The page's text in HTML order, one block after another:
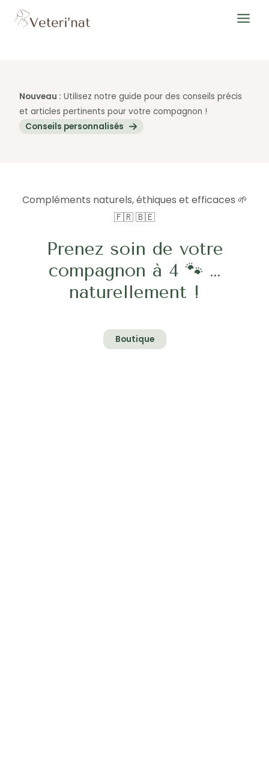
Main
Nouveau : Utilisez notre guide pour des conseils précis
et articles pertinents pour votre compagnon !
Conseils personnalisés
Compléments naturels, éthiques et efficaces 🌱
🇫🇷 🇧🇪
Prenez soin de votre
compagnon à 4 🐾 …
naturellement !
Boutique